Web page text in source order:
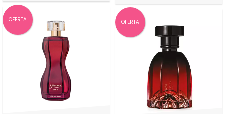
OFERTA OFERTA